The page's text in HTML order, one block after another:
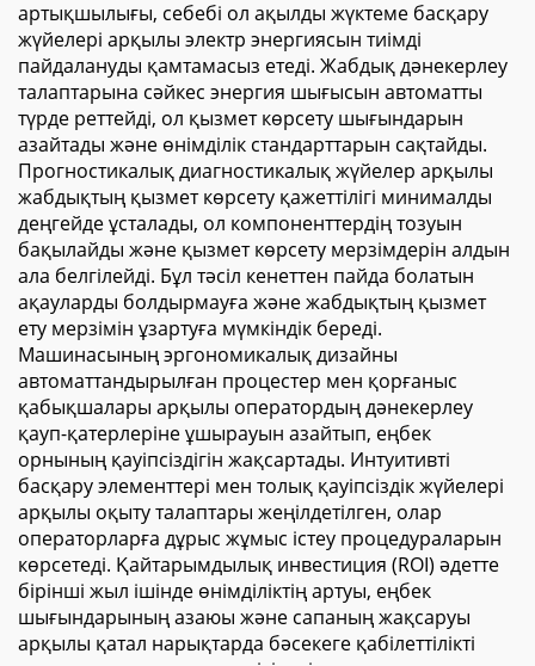
артықшылығы, себебі ол ақылды жүктеме басқару
жүйелері арқылы электр энергиясын тиімді
пайдалануды қамтамасыз етеді. Жабдық дәнекерлеу
талаптарына сәйкес энергия шығысын автоматты
түрде реттейді, ол қызмет көрсету шығындарын
азайтады және өнімділік стандарттарын сақтайды.
Прогностикалық диагностикалық жүйелер арқылы
жабдықтың қызмет көрсету қажеттілігі минималды
деңгейде ұсталады, ол компоненттердің тозуын
бақылайды және қызмет көрсету мерзімдерін алдын
ала белгілейді. Бұл тәсіл кенеттен пайда болатын
ақауларды болдырмауға және жабдықтың қызмет
ету мерзімін ұзартуға мүмкіндік береді.
Машинасының эргономикалық дизайны
автоматтандырылған процестер мен қорғаныс
қабықшалары арқылы оператордың дәнекерлеу
қауп-қатерлеріне ұшырауын азайтып, еңбек
орнының қауіпсіздігін жақсартады. Интуитивті
басқару элементтері мен толық қауіпсіздік жүйелері
арқылы оқыту талаптары жеңілдетілген, олар
операторларға дұрыс жұмыс істеу процедураларын
көрсетеді. Қайтарымдылық инвестиция (ROI) әдетте
бірінші жыл ішінде өнімділіктің артуы, еңбек
шығындарының азаюы және сапаның жақсаруы
арқылы қатал нарықтарда бәсекеге қабілеттілікті